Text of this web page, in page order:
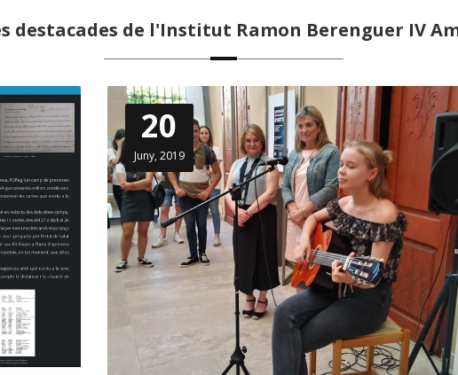
destacades de l'Institut Ramon Berenguer IV
20
Juny, 2019